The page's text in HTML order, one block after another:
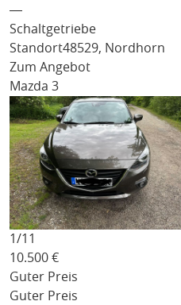
―
Schaltgetriebe
Standort48529, Nordhorn
Zum Angebot
Mazda 3
1/11
10.500 €
Guter Preis
Guter Preis